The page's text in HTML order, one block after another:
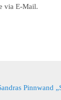
via E-Mail.
Pinnwand